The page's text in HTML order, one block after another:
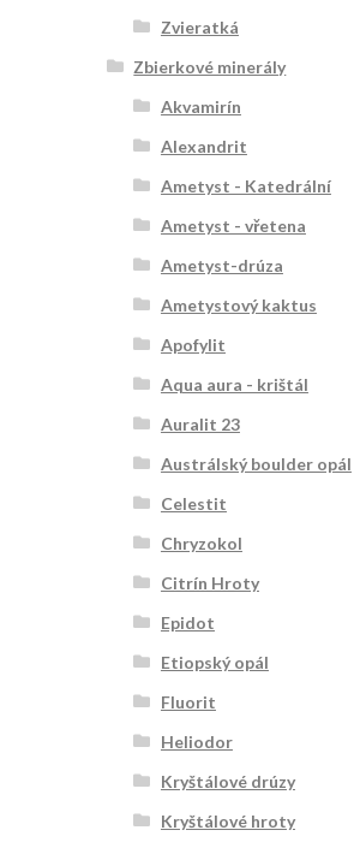
Zvieratká
Zbierkové minerály
Akvamirín
Alexandrit
Ametyst - Katedrální
Ametyst - vřetena
Ametyst-drúza
Ametystový kaktus
Apofylit
Aqua aura - krištál
Auralit 23
Austrálský boulder opál
Celestit
Chryzokol
Citrín Hroty
Epidot
Etiopský opál
Fluorit
Heliodor
Kryštálové drúzy
Kryštálové hroty